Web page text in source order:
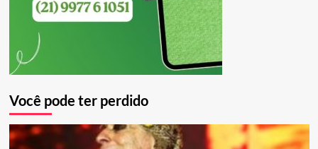
Você pode ter perdido